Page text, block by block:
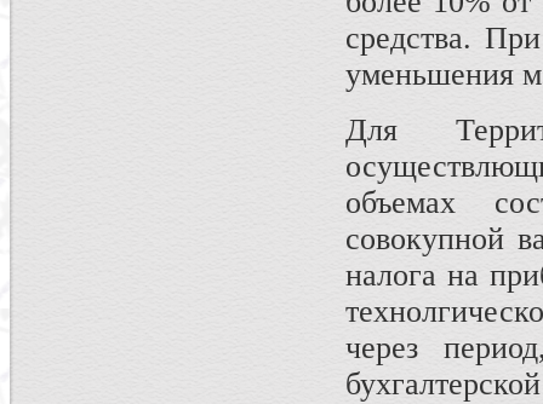
средства.
уменьшения
Для
объемах
совокупной
налога на
через